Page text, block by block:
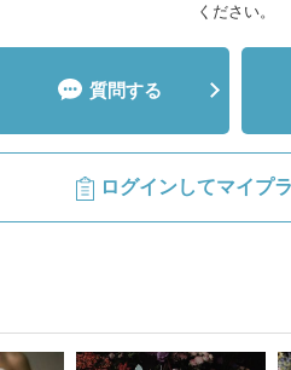
ください。
質問する
ログインしてマイプ